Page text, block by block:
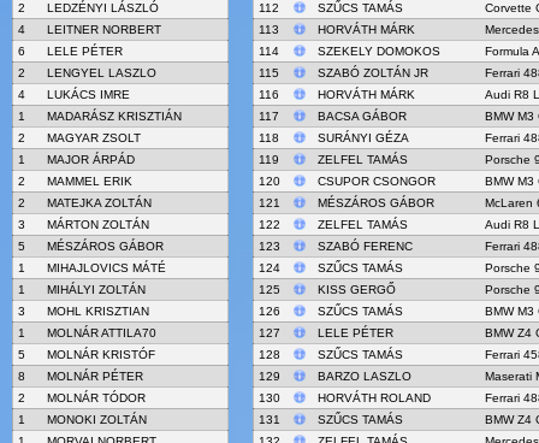
2
LEDZÉNYI LÁSZLÓ
4
LEITNER NORBERT
6
LELE PÉTER
2
LENGYEL LASZLO
4
LUKÁCS IMRE
1
MADARÁSZ KRISZTIÁN
2
MAGYAR ZSOLT
1
MAJOR ÁRPÁD
2
MAMMEL ERIK
2
MATEJKA ZOLTÁN
3
MÁRTON ZOLTÁN
5
MÉSZÁROS GÁBOR
1
MIHAJLOVICS MÁTÉ
1
MIHÁLYI ZOLTÁN
3
MOHL KRISZTIAN
1
MOLNÁR ATTILA70
5
MOLNÁR KRISTÓF
8
MOLNÁR PÉTER
2
MOLNÁR TÓDOR
1
MONOKI ZOLTÁN
112
SZŰCS TAMÁS
Corvette
113
HORVÁTH MÁRK
114
SZEKELY DOMOKOS
Formula
115
SZABÓ ZOLTÁN JR
Ferrari
116
HORVÁTH MÁRK
Audi R8
117
BACSA GÁBOR
BMW M3
118
SURÁNYI GÉZA
Ferrari
119
ZELFEL TAMÁS
Porsche
120
CSUPOR CSONGOR
BMW M3
121
MÉSZÁROS GÁBOR
McLaren
122
ZELFEL TAMÁS
Audi R8
123
SZABÓ FERENC
Ferrari
124
SZŰCS TAMÁS
Porsche
125
KISS GERGŐ
Porsche
126
SZŰCS TAMÁS
BMW M3
127
LELE PÉTER
BMW Z4
128
SZŰCS TAMÁS
Ferrari
129
BARZO LASZLO
Maserati
130
HORVÁTH ROLAND
Ferrari
131
SZŰCS TAMÁS
BMW Z4